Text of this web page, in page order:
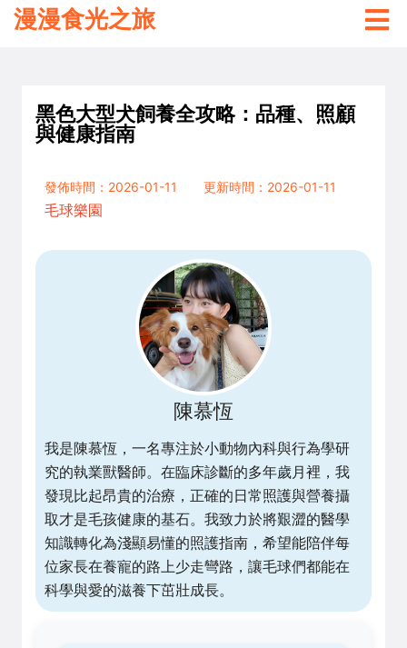
漫漫食光之旅
黑色大型犬飼養全攻略：品種、照顧
與健康指南
發佈時間：2026-01-11
更新時間：2026-01-11
毛球樂園
陳慕恆
我是陳慕恆，一名專注於小動物內科與行為學研
究的執業獸醫師。在臨床診斷的多年歲月裡，我
發現比起昂貴的治療，正確的日常照護與營養攝
取才是毛孩健康的基石。我致力於將艱澀的醫學
知識轉化為淺顯易懂的照護指南，希望能陪伴每
位家長在養寵的路上少走彎路，讓毛球們都能在
科學與愛的滋養下茁壯成長。